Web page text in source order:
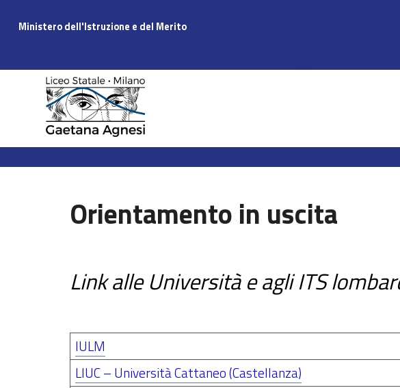
Ministero dell'Istruzione e del Merito
Orientamento in uscita
Link alle Università e agli ITS
IULM
LIUC – Università Cattaneo (Castellanza)